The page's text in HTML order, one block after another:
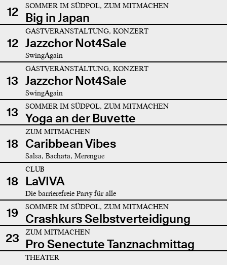
12
SOMMER IM SÜDPOL, ZUM MITMACHEN
Big in Japan
12
GASTVERANSTALTUNG, KONZERT
Jazzchor Not4Sale
SwingAgain
13
GASTVERANSTALTUNG, KONZERT
Jazzchor Not4Sale
SwingAgain
13 SOMMER IM SÜDPOL, ZUM MITMACHEN
Yoga an der Buvette
18
ZUM MITMACHEN
Caribbean Vibes
Salsa, Bachata, Merengue
18
CLUB
LaVIVA
Die barrierefreie Party für alle
19 SOMMER IM SÜDPOL, ZUM MITMACHEN
Crashkurs Selbstverteidigung
23
ZUM MITMACHEN
Pro Senectute Tanznachmittag
THEATER